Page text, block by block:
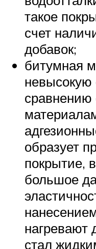
такое
счет
добавок;
битумная
невысокую
сравнению
образует
покрытие,
большое
нагревают
стал